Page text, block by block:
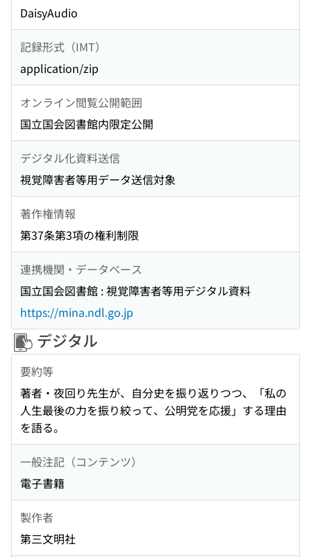
DaisyAudio
記録形式（IMT）
application/zip
オンライン閲覧公開範囲
国立国会図書館内限定公開
デジタル化資料送信
視覚障害者等用データ送信対象
著作権情報
第37条第3項の権利制限
連携機関・データベース
国立国会図書館 : 視覚障害者等用デジタル資料
https://mina.ndl.go.jp
デジタル
要約等
著者・夜回り先生が、自分史を振り返りつつ、「私の
人生最後の力を振り絞って、公明党を応援」する理由
を語る。
一般注記（コンテンツ）
電子書籍
製作者
第三文明社